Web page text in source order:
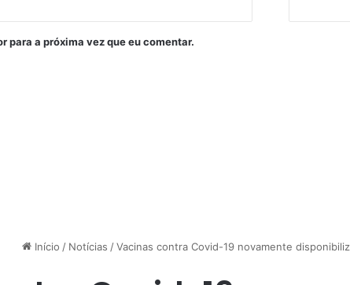
para a próxima vez que eu comentar.